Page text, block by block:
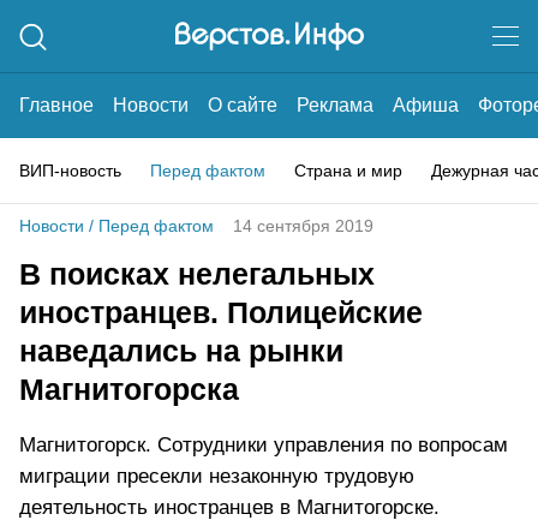
Главное Новости О сайте Реклама Афиша
ВИП-новость Перед фактом Страна и мир Дежурная
Новости / Перед фактом 14 сентября 2019
В поисках нелегальных
иностранцев. Полицейские
наведались на рынки
Магнитогорска
Магнитогорск. Сотрудники управления по вопросам
миграции пресекли незаконную трудовую
деятельность иностранцев в Магнитогорске.